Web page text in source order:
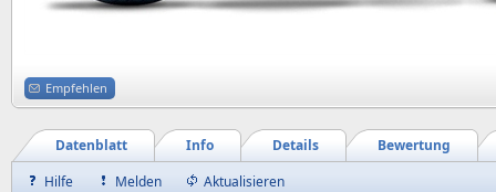
Empfehlen
Bewertung
Details
Info
Datenblatt
Hilfe
Melden Aktualisieren